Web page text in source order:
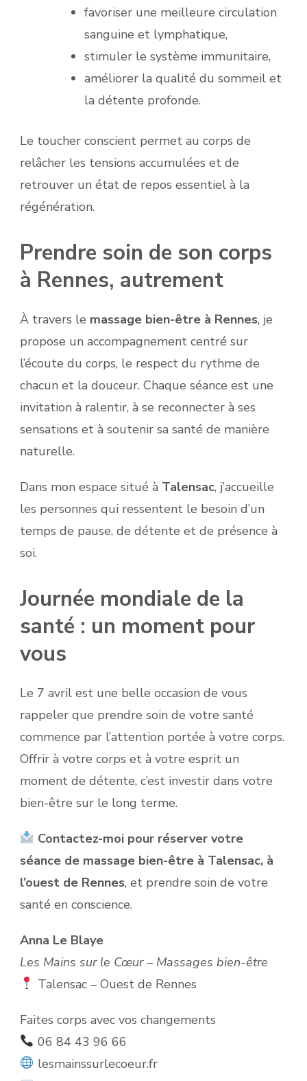
favoriser une meilleure circulation
sanguine et lymphatique,
stimuler le système immunitaire,
améliorer la qualité du sommeil et
la détente profonde.
Le toucher conscient permet au corps de
relâcher les tensions accumulées et de
retrouver un état de repos essentiel à la
régénération.
Prendre soin de son corps
à Rennes, autrement
À travers le massage bien-être à Rennes, je
propose un accompagnement centré sur
l’écoute du corps, le respect du rythme de
chacun et la douceur. Chaque séance est une
invitation à ralentir, à se reconnecter à ses
sensations et à soutenir sa santé de manière
naturelle.
Dans mon espace situé à Talensac, j’accueille
les personnes qui ressentent le besoin d’un
temps de pause, de détente et de présence à
soi.
Journée mondiale de la
santé : un moment pour
vous
Le 7 avril est une belle occasion de vous
rappeler que prendre soin de votre santé
commence par l’attention portée à votre corps.
Offrir à votre corps et à votre esprit un
moment de détente, c’est investir dans votre
bien-être sur le long terme.
Contactez-moi pour réserver votre
séance de massage bien-être à Talensac, à
l’ouest de Rennes, et prendre soin de votre
santé en conscience.
Anna Le Blaye
Les Mains sur le Cœur – Massages bien-être
Talensac – Ouest de Rennes
Faites corps avec vos changements
06 84 43 96 66
lesmainssurlecoeur.fr